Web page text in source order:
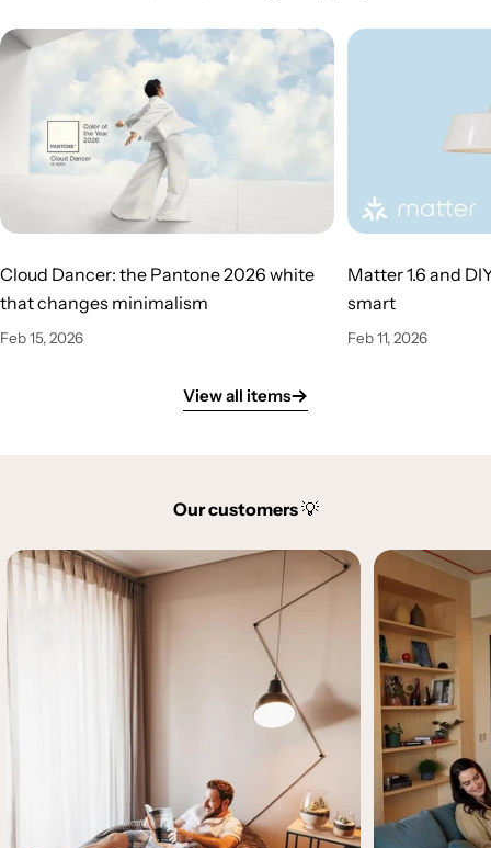
Cloud Dancer: the Pantone 2026 white
that changes minimalism
Feb 15, 2026
Matter 1.6 and
smart
Feb 11, 2026
View all items
Our customers💡